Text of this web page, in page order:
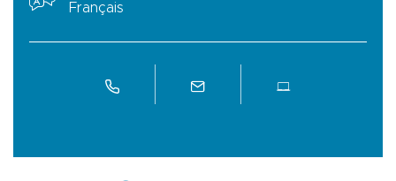
Français